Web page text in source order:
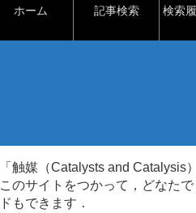
ホーム 記事検索 検索
「触媒（Catalysts and Catalysis
このサイトをつかって，どなた
ドもできます．